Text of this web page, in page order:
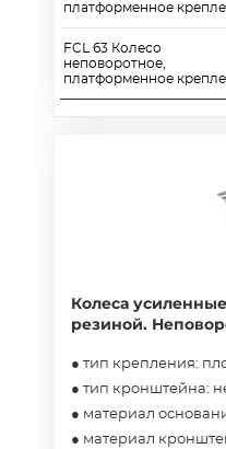
платформенное
FCL 63 Колесо
неповоротное,
платформенное
Колеса
резиной.
● тип крепления:
● тип кронштейна:
● материал
● материал